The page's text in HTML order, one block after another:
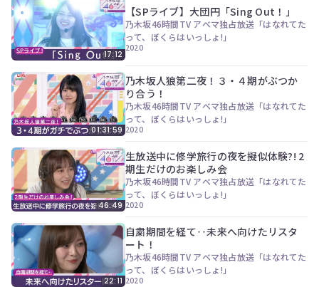
17:12
【SPライブ】大団円「Sing Out！」
乃木坂46時間TV アベマ独占放送「はなれてた
って、ぼくらはいっしょ!」
2020
01:31:59
乃木坂人狼第二夜！３・４期がぶつか
り合う！
乃木坂46時間TV アベマ独占放送「はなれてた
って、ぼくらはいっしょ!」
2020
46:49
生放送中に修学旅行の夜を擬似体験?! 2
期生だけのお楽しみ会
乃木坂46時間TV アベマ独占放送「はなれてた
って、ぼくらはいっしょ!」
2020
22:11
自粛期間を経て‥未来へ向けたリスタ
ート！
乃木坂46時間TV アベマ独占放送「はなれてた
って、ぼくらはいっしょ!」
2020